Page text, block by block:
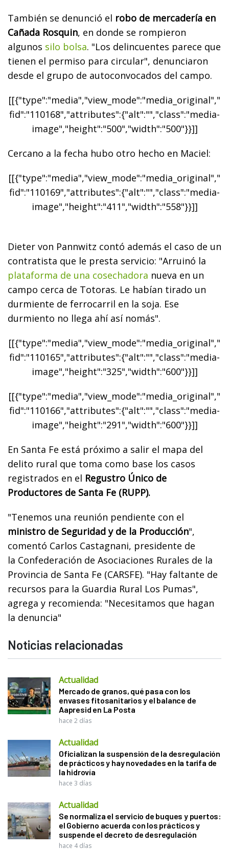
También se denunció el robo de mercadería en
Cañada Rosquin, en donde se rompieron
algunos silo bolsa. "Los delincuentes parece que
tienen el permiso para circular", denunciaron
desde el grupo de autoconvocados del campo.
[[{"type":"media","view_mode":"media_original","
fid":"110168","attributes":{"alt":"","class":"media-
image","height":"500","width":"500"}}]]
Cercano a la fecha hubo otro hecho en Maciel:
[[{"type":"media","view_mode":"media_original","
fid":"110169","attributes":{"alt":"","class":"media-
image","height":"411","width":"558"}}]]
Dieter von Pannwitz contó además el caso de un
contratista que le presta servicio: "Arruinó la
plataforma de una cosechadora nueva en un
campo cerca de Totoras. Le habían tirado un
durmiente de ferrocarril en la soja. Ese
durmiento no llega ahí así nomás".
[[{"type":"media","view_mode":"media_original","
fid":"110165","attributes":{"alt":"","class":"media-
image","height":"325","width":"600"}}]]
[[{"type":"media","view_mode":"media_original","
fid":"110166","attributes":{"alt":"","class":"media-
image","height":"291","width":"600"}}]]
En Santa Fe está próximo a salir el mapa del
delito rural que toma como base los casos
registrados en el Regustro Único de
Productores de Santa Fe (RUPP).
"Tenemos una reunión pendiente con el
ministro de Seguridad y de la Producción",
comentó Carlos Castagnani, presidente de
la Confederación de Asociaciones Rurales de la
Provincia de Santa Fe (CARSFE). "Hay faltante de
recursos para la Guardia Rural Los Pumas",
agrega y recomienda: "Necesitamos que hagan
la denuncia"
Noticias relacionadas
Actualidad
Mercado de granos, qué pasa con los
envases fitosanitarios y el balance de
Aapresid en La Posta
hace 2 días
Actualidad
Oficializan la suspensión de la desregulación
de prácticos y hay novedades en la tarifa de
la hidrovía
hace 3 días
Actualidad
Se normaliza el servicio de buques y puertos:
el Gobierno acuerda con los prácticos y
suspende el decreto de desregulación
hace 4 días